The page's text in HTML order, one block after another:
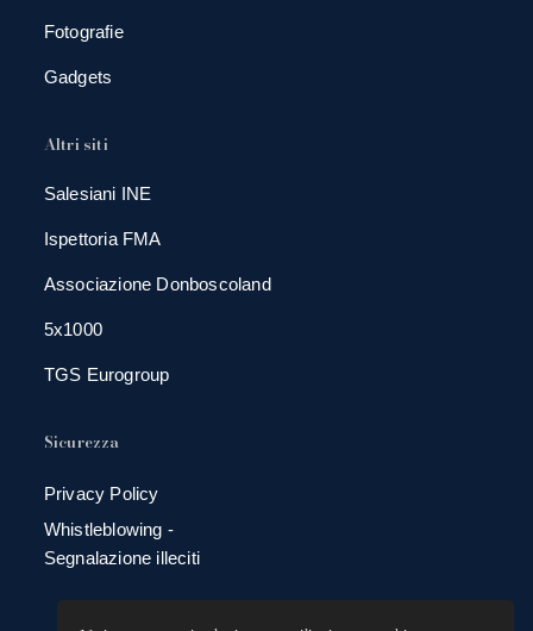
Fotografie
Gadgets
Altri siti
Salesiani INE
Ispettoria FMA
Associazione Donboscoland
5x1000
TGS Eurogroup
Sicurezza
Privacy Policy
Whistleblowing -
Segnalazione illeciti